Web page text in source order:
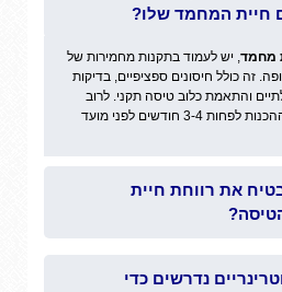
חיית המחמד שלו?
מחמד , יש לעמוד בתקנות מחמירות של
זה כולל חיסונים ספציפיים, בדיקות
והתאמת כלוב טיסה תקני. לרוב
היעדים, מומלץ להתחיל את ההכנות לפחות 3-4 חודשים לפני מועד
את רווחת חיית
נדרשים כדי